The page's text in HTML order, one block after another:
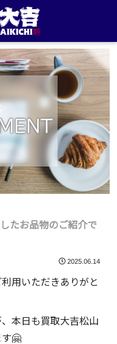
たお品物のご紹介で
2025.06.14
用いただきありがと
本日も買取大吉松山
🤗